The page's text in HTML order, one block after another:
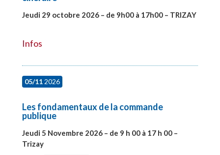
Jeudi 29 octobre 2026 – de 9h00 à 17h00 – TRIZAY
Infos
05/112026
Les fondamentaux de la commande
publique
Jeudi 5 Novembre 2026 – de 9 h 00 à 17 h 00 –
Trizay